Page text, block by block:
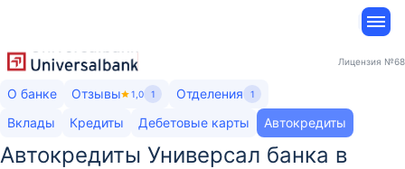
Лицензия №68
О банке Отзывы 1,0 1 Отделения 1
Вклады Кредиты Дебетовые карты Автокредиты
Автокредиты Универсал банка​ в